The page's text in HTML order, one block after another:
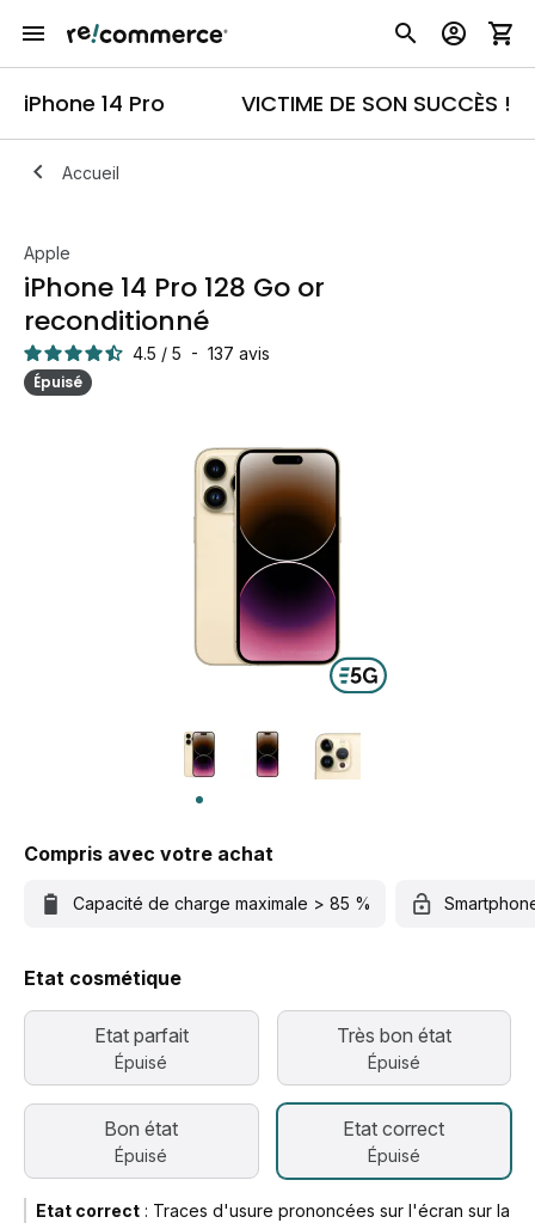
iPhone 14 Pro VICTIME DE SON SUCCÈS !
Accueil
Apple
iPhone 14 Pro 128 Go or
reconditionné
4.5 / 5 - 137 avis
Épuisé
Compris avec votre achat
Capacité de charge maximale > 85 %
Etat cosmétique
Etat parfait
Épuisé
Très bon état
Épuisé
Bon état
Épuisé
Etat correct
Épuisé
Etat correct : Traces d'usure prononcées sur l'écran sur la